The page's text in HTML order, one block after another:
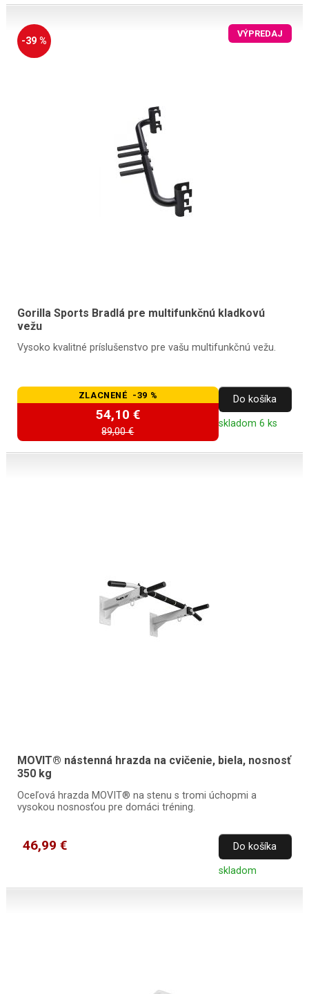
-39 %
VÝPREDAJ
Gorilla Sports Bradlá pre multifunkčnú kladkovú
vežu
Vysoko kvalitné príslušenstvo pre vašu multifunkčnú vežu.
ZLACNENÉ -39 %
54,10 €
89,00 €
Do košíka
skladom 6 ks
MOVIT® nástenná hrazda na cvičenie, biela, nosnosť
350 kg
Oceľová hrazda MOVIT® na stenu s tromi úchopmi a
vysokou nosnosťou pre domáci tréning.
46,99 € Do košíka
skladom